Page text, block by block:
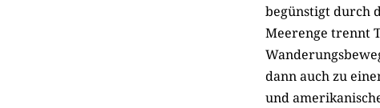
begünstigt durch
Meerenge trennt
dann auch zu
und